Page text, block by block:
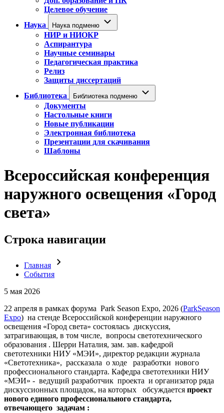
Целевое обучение
Наука
Наука подменю
НИР и НИОКР
Аспирантура
Научные семинары
Педагогическая практика
Релиз
Защиты диссертаций
Библиотека
Библиотека подменю
Документы
Настольные книги
Новые публикации
Электронная библиотека
Презентации для скачивания
Шаблоны
Всероссийская конференция
наружного освещения «Город
света»
Строка навигации
Главная
События
5 мая 2026
22 апреля в рамках форума Park Season Expo, 2026 (ParkSeason
Expo) на стенде Всероссийской конференции наружного
освещения «Город света» состоялась дискуссия,
затрагивающая, в том числе, вопросы светотехнического
образования . Шерри Наталия, зам. зав. кафедрой
светотехники НИУ «МЭИ», директор редакции журнала
«Светотехника», рассказала о ходе разработки нового
профессионального стандарта. Кафедра светотехники НИУ
«МЭИ» - ведущий разработчик проекта и организатор ряда
дискуссионных площадок, на которых обсуждается проект
нового единого профессионального стандарта,
отвечающего задачам :